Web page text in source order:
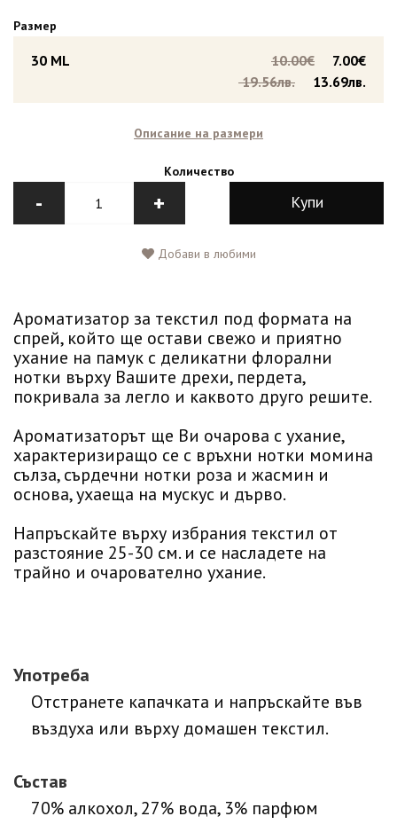
Размер
30 ML 7.00€
10.00€
13.69лв.
19.56лв.
Описание на размери
Количество
- + Купи
Добави в любими
Ароматизатор за текстил под формата на
спрей, който ще остави свежо и приятно
ухание на памук с деликатни флорални
нотки върху Вашите дрехи, пердета,
покривала за легло и каквото друго решите.
Ароматизаторът ще Ви очарова с ухание,
характеризиращо се с връхни нотки момина
сълза, сърдечни нотки роза и жасмин и
основа, ухаеща на мускус и дърво.
Напръскайте върху избрания текстил от
разстояние 25-30 см. и се насладете на
трайно и очарователно ухание.
Употреба
Отстранете капачката и напръскайте във
въздуха или върху домашен текстил.
Състав
70% алкохол, 27% вода, 3% парфюм